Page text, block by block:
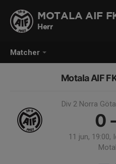
Matcher
MOTALA AIF
Herr
Motala AIF
Div 2 Norra
0
11 jun, 19:00,